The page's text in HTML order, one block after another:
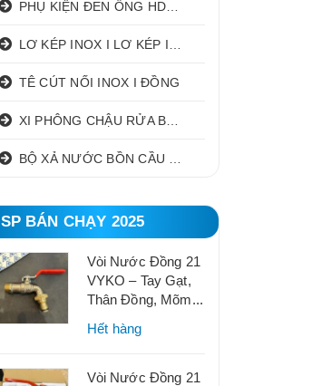
TÊ CÚT NỐI INOX I ĐỒNG
SP BÁN CHẠY 2025
Vòi Nước Đồng 21
VYKO – Tay Gạt,
Thân Đồng, Mõm...
Hết hàng
Vòi Nước Đồng 21